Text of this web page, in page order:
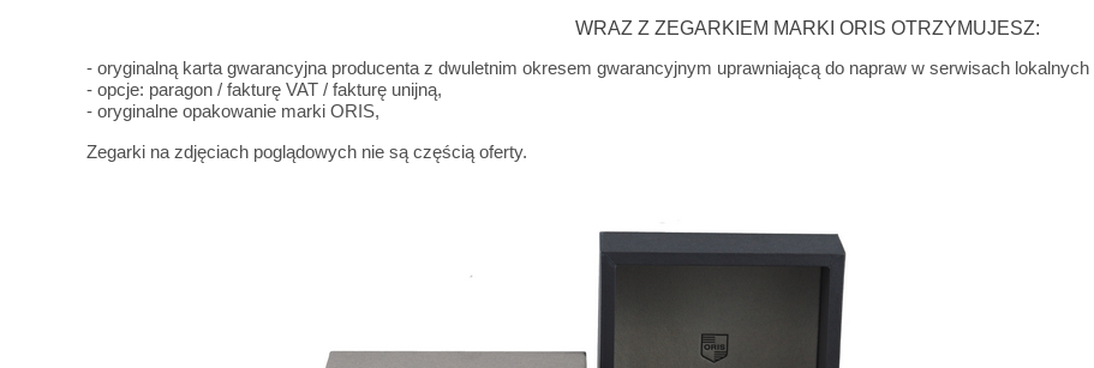
WRAZ Z ZEGARKIEM MARKI ORIS OTRZYMUJESZ:
- oryginalną karta gwarancyjna producenta z dwuletnim okresem gwarancyjnym uprawniającą do napraw w serwisach
- opcje: paragon / fakturę VAT / fakturę unijną,
- oryginalne opakowanie marki ORIS,
Zegarki na zdjęciach poglądowych nie są częścią oferty.